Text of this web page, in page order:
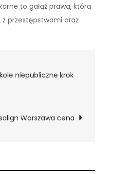
to gałąź prawa, która
przestępstwami oraz
niepubliczne krok
Warszawa cena